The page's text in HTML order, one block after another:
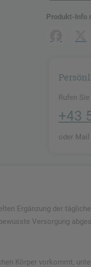
Produkt-Info
Rufen
+43
oder Mail
Ergänzung der
Versorgung
Körper vorkommt,